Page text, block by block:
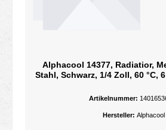
Alphacool 14377, Radiatior,
Stahl, Schwarz, 1/4 Zoll, 60 °C,
Schwarz - 1025
Artikelnummer:
Hersteller: Alphacool